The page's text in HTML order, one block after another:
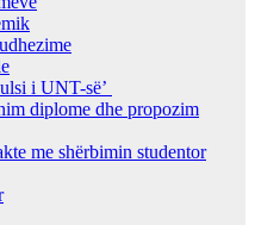
i UNT-së’
diplome dhe propozim
me shërbimin studentor